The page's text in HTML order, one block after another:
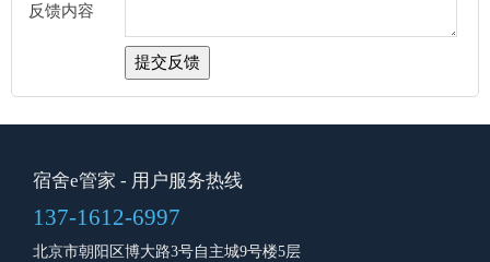
反馈内容
宿舍e管家 - 用户服务热线
137-1612-6997
北京市朝阳区博大路3号自主城9号楼5层